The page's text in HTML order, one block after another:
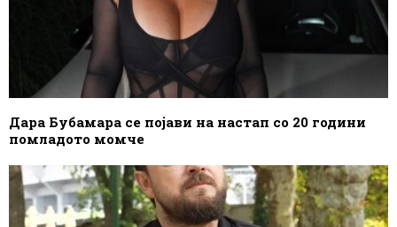
Дара Бубамара се појави на настап со 20 години
помладото момче